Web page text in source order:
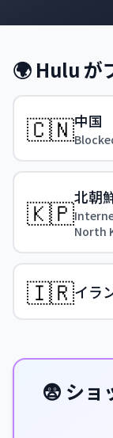
🌍 Hulu が
🇨🇳中国
🇰🇵北朝
North
🇮🇷イラ
😨 ショ